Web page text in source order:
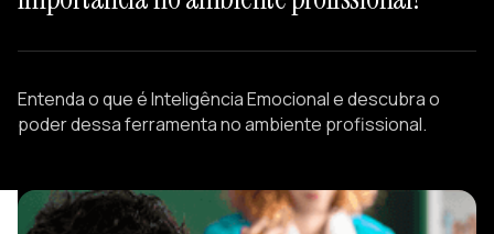
Portfolio
Entenda o que é Inteligência Emocional e descubra o
poder dessa ferramenta no ambiente profissional.